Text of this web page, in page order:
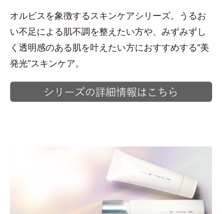
オルビスを象徴するスキンケアシリーズ。うるお
い不足による肌不調を整えたい方や、みずみずし
く透明感のある肌を叶えたい方におすすめする“美
発光”スキンケア。